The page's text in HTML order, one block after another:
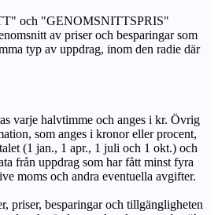
och "GENOMSNITTSPRIS"
av priser och besparingar som
typ av uppdrag, inom den radie där
varje halvtimme och anges i kr. Övrig
som anges i kronor eller procent,
(1 jan., 1 apr., 1 juli och 1 okt.) och
från uppdrag som har fått minst fyra
moms och andra eventuella avgifter.
priser, besparingar och tillgängligheten